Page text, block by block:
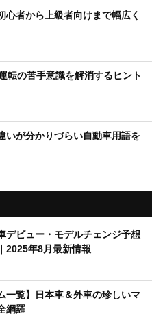
心者から上級者向けまで幅広く
転の苦手意識を解消するヒント
いが分かりづらい自動車用語を
デビュー・モデルチェンジ予想
2025年8月最新情報
一覧】日本車＆外車の珍しいマ
網羅